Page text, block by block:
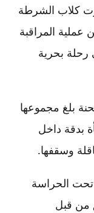
كلاب الشرطة
عملية المراقبة
رحلة بحرية
بلغ مجموعها
بدقة داخل
وسقفها.
تحت الحراسة
من قبل